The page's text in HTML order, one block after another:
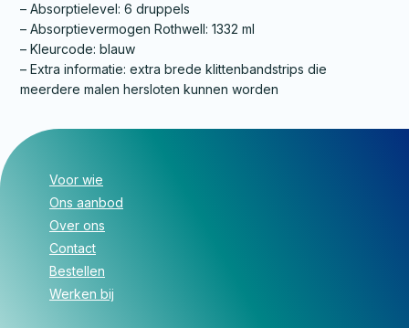
– Absorptielevel: 6 druppels
– Absorptievermogen Rothwell: 1332 ml
– Kleurcode: blauw
– Extra informatie: extra brede klittenbandstrips die
meerdere malen hersloten kunnen worden
Voor wie
Ons aanbod
Over ons
Contact
Bestellen
Werken bij